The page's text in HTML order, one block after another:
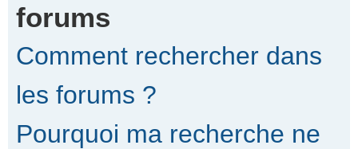
forums
Comment rechercher dans
les forums ?
Pourquoi ma recherche ne